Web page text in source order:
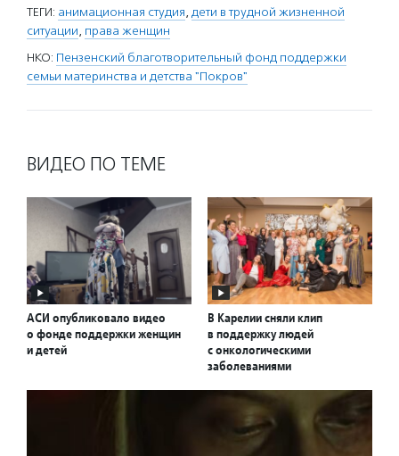
ТЕГИ: анимационная студия, дети в трудной жизненной
ситуации, права женщин
НКО: Пензенский благотворительный фонд поддержки
семьи материнства и детства "Покров"
ВИДЕО ПО ТЕМЕ
АСИ опубликовало видео
о фонде поддержки женщин
и детей
В Карелии сняли клип
в поддержку людей
с онкологическими
заболеваниями